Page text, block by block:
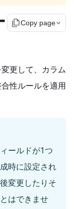
file_copyCopy page
更して、カラム
性ルールを適用
ールドが1つ
時に設定され
変更したりそ
はできませ